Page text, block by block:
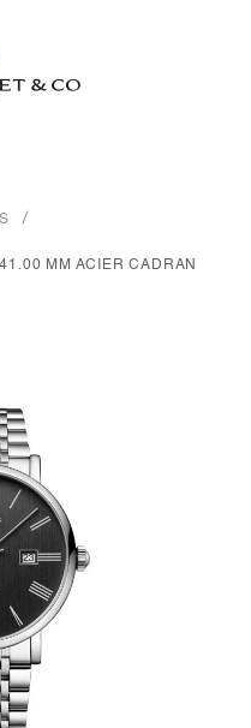
MM ACIER CADRAN